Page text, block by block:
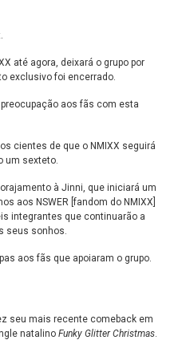
até agora, deixará o grupo por
exclusivo foi encerrado.
aos fãs com esta
cientes de que o NMIXX seguirá
um sexteto.
à Jinni, que iniciará um
aos NSWER [fandom do NMIXX]
integrantes que continuarão a
seus sonhos.
aos fãs que apoiaram o grupo.
seu mais recente comeback em
natalino Funky Glitter Christmas